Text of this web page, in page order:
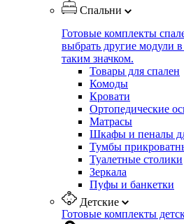
Спальни
Готовые комплекты
выбрать другие модули
таким значком.
Товары для спален
Комоды
Кровати
Ортопедические
Матрасы
Шкафы и пеналы
Тумбы
Туалетные столики
Зеркала
Пуфы и банкетки
Детские
Готовые комплекты